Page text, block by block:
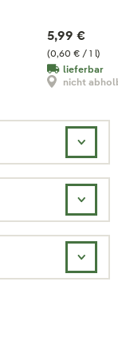
(0,60 € / 1 l)
5,99 €
lieferbar
nicht